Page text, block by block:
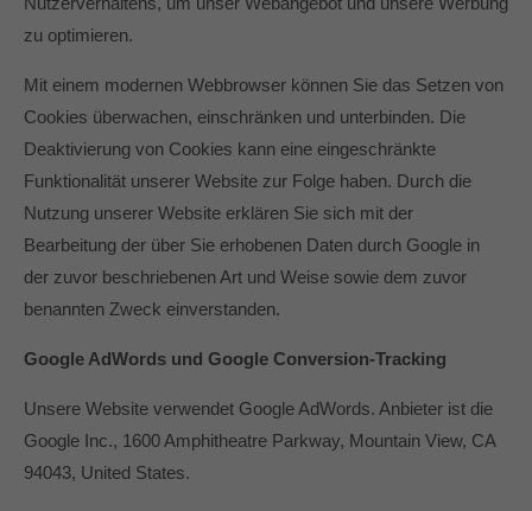
zu optimieren.
Mit einem modernen Webbrowser können Sie das Setzen von
Cookies überwachen, einschränken und unterbinden. Die
Deaktivierung von Cookies kann eine eingeschränkte
Funktionalität unserer Website zur Folge haben. Durch die
Nutzung unserer Website erklären Sie sich mit der
Bearbeitung der über Sie erhobenen Daten durch Google in
der zuvor beschriebenen Art und Weise sowie dem zuvor
benannten Zweck einverstanden.
Google AdWords und Google Conversion-Tracking
Unsere Website verwendet Google AdWords. Anbieter ist die
Google Inc., 1600 Amphitheatre Parkway, Mountain View, CA
94043, United States.